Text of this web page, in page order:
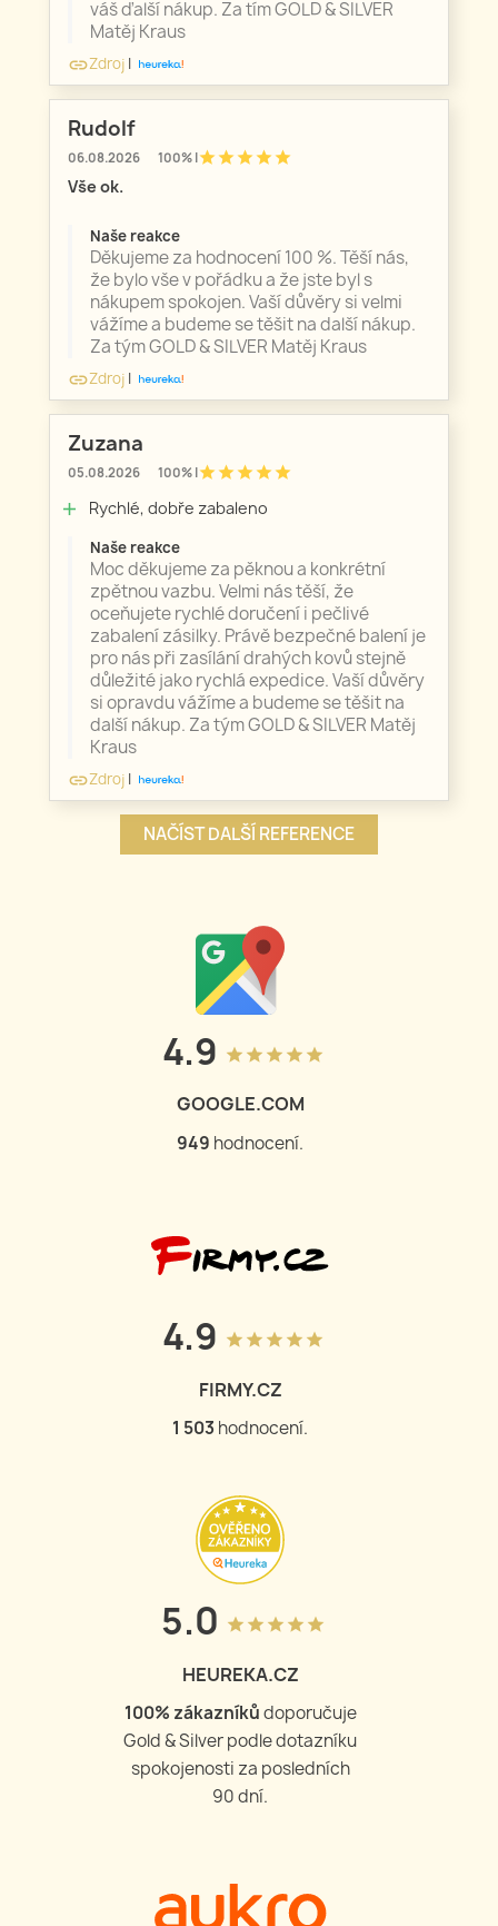
váš ďalší nákup. Za tím GOLD & SILVER
Matěj Kraus
linkZdroj |
Rudolf
06.08.2026 100% |starstarstarstarstar
Vše ok.
Naše reakce
Děkujeme za hodnocení 100 %. Těší nás,
že bylo vše v pořádku a že jste byl s
nákupem spokojen. Vaší důvěry si velmi
vážíme a budeme se těšit na další nákup.
Za tým GOLD & SILVER Matěj Kraus
linkZdroj |
Zuzana
05.08.2026 100% |starstarstarstarstar
add Rychlé, dobře zabaleno
Naše reakce
Moc děkujeme za pěknou a konkrétní
zpětnou vazbu. Velmi nás těší, že
oceňujete rychlé doručení i pečlivé
zabalení zásilky. Právě bezpečné balení je
pro nás při zasílání drahých kovů stejně
důležité jako rychlá expedice. Vaší důvěry
si opravdu vážíme a budeme se těšit na
další nákup. Za tým GOLD & SILVER Matěj
Kraus
linkZdroj |
NAČÍST DALŠÍ REFERENCE
4.9 grade grade grade grade grade
GOOGLE.COM
949 hodnocení.
4.9 grade grade grade grade grade
FIRMY.CZ
1 503 hodnocení.
5.0 grade grade grade grade grade
HEUREKA.CZ
100% zákazníkůdoporučuje
Gold & Silver podle dotazníku
spokojenosti za posledních
90 dní.